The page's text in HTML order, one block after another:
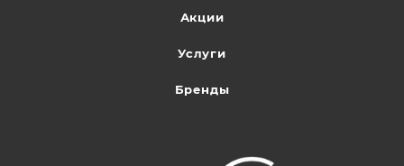
Акции
Услуги
Бренды